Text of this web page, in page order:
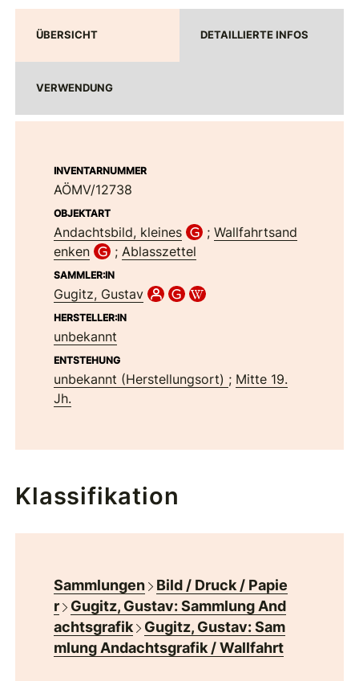
ÜBERSICHT DETAILLIERTE INFOS
VERWENDUNG
INVENTARNUMMER
AÖMV/12738
OBJEKTART
Andachtsbild, kleines ; Wallfahrtsand
enken
; Ablasszettel
SAMMLER:IN
Gugitz, Gustav
HERSTELLER:IN
unbekannt
ENTSTEHUNG
unbekannt (Herstellungsort) ; Mitte 19.
Jh.
Klassifikation
Sammlungen
Bild / Druck / Papie
r
Gugitz, Gustav: Sammlung And
achtsgrafik
Gugitz, Gustav: Sam
mlung Andachtsgrafik / Wallfahrt